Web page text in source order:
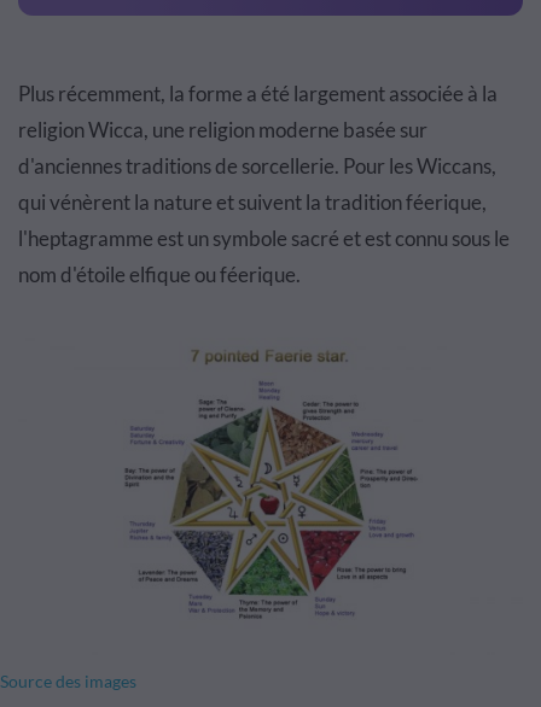
Plus récemment, la forme a été largement associée à la
religion Wicca, une religion moderne basée sur
d'anciennes traditions de sorcellerie. Pour les Wiccans,
qui vénèrent la nature et suivent la tradition féerique,
l'heptagramme est un symbole sacré et est connu sous le
nom d'étoile elfique ou féerique.
Source des images